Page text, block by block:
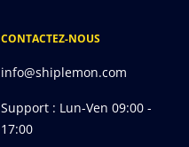
CONTACTEZ-NOUS
info@shiplemon.com
Support : Lun-Ven 09:00 -
17:00